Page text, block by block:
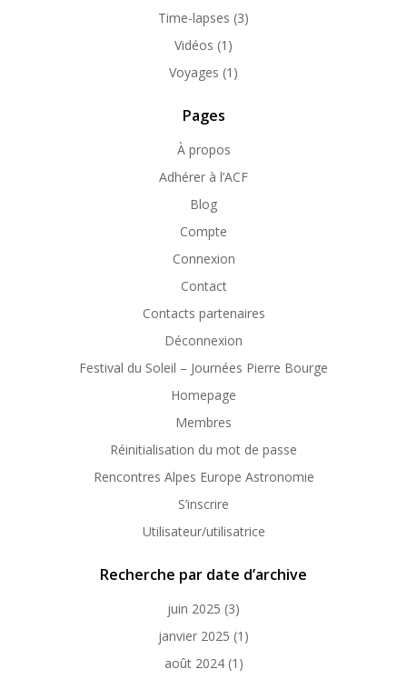
Time-lapses (3)
Vidéos (1)
Voyages (1)
Pages
À propos
Adhérer à l’ACF
Blog
Compte
Connexion
Contact
Contacts partenaires
Déconnexion
Festival du Soleil – Journées Pierre Bourge
Homepage
Membres
Réinitialisation du mot de passe
Rencontres Alpes Europe Astronomie
S’inscrire
Utilisateur/utilisatrice
Recherche par date d’archive
juin 2025 (3)
janvier 2025 (1)
août 2024(1)